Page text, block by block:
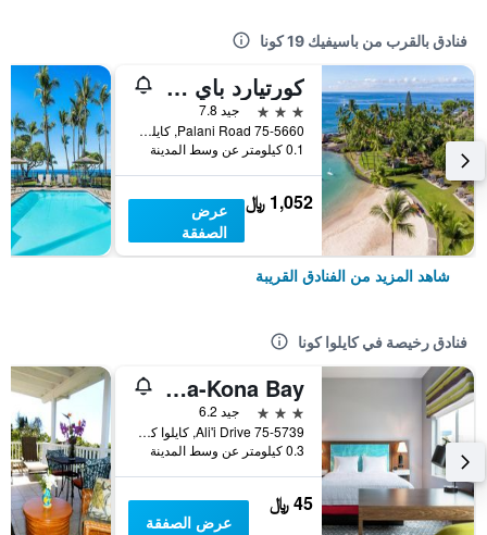
فنادق بالقرب من باسيفيك 19 كونا
كورتيارد باي ماريوت كينج كاميهاميها كونا
3 نجوم
جيد 7.8
75-5660 Palani Road, كايلوا كونا, الجزيرة الكبيرة، هاواي, HI, الولايات المتحدة الأميريكية
0.1 كيلومتر عن وسط المدينة
1,052 ﷼
عرض
الصفقة
شاهد المزيد من الفنادق القريبة
فنادق رخيصة في كايلوا كونا
Hampton Inn by Hilton Kailua-Kona Bay
3 نجوم
جيد 6.2
75-5739 Ali'i Drive, كايلوا كونا, الجزيرة الكبيرة، هاواي, HI, الولايات المتحدة الأميريكية
0.3 كيلومتر عن وسط المدينة
45 ﷼
عرض الصفقة